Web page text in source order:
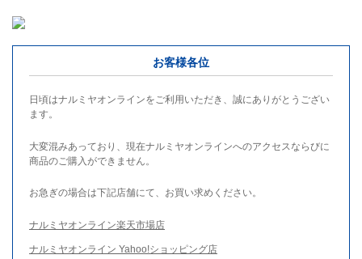
お客様各位
日頃はナルミヤオンラインをご利用いただき、誠にありがとうござい
ます。
大変混みあっており、現在ナルミヤオンラインへのアクセスならびに
商品のご購入ができません。
お急ぎの場合は下記店舗にて、お買い求めください。
ナルミヤオンライン楽天市場店
ナルミヤオンライン Yahoo!ショッピング店